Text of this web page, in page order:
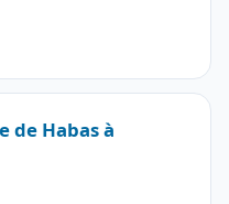
de Habas à